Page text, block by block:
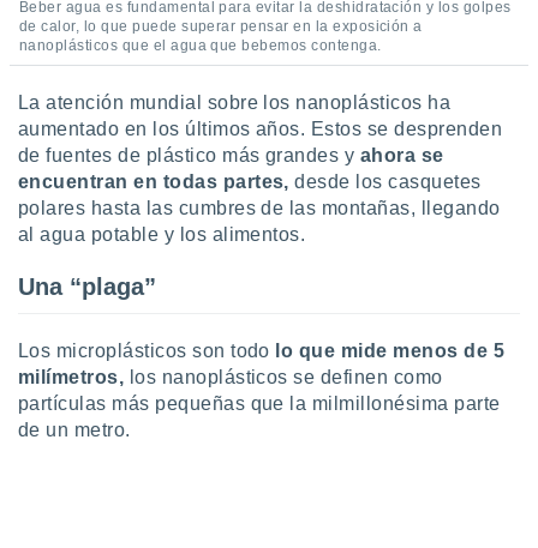
perfiles
utilizar
crear un
uso de
la
contenido
la
de
o a través
de
Beber agua es fundamental para evitar la deshidratación y los golpes
de calor, lo que puede superar pensar en la exposición a
nanoplásticos que el agua que bebemos contenga.
La atención mundial sobre los nanoplásticos ha
aumentado en los últimos años. Estos se desprenden
de fuentes de plástico más grandes y ahora se
encuentran en todas partes,desde los casquetes
polares hasta las cumbres de las montañas, llegando
al agua potable y los alimentos.
Una “plaga”
Los microplásticos son todo lo que mide menos de 5
milímetros, los nanoplásticos se definen como
partículas más pequeñas que la milmillonésima parte
de un metro.